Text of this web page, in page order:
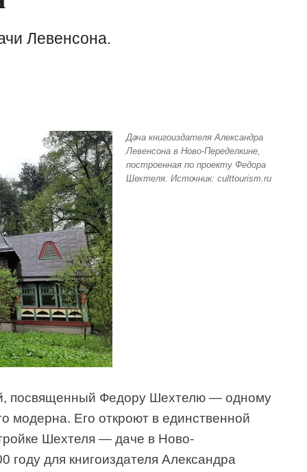
Левенсона.
Дача книгоиздателя Александра
Левенсона в Ново-Переделкине,
построенная по проекту Федора
Шехтеля. Источник: culttourism.ru
посвященный Федору Шехтелю — одному
модерна. Его откроют в единственной
Шехтеля — даче в Ново-
году для книгоиздателя Александра